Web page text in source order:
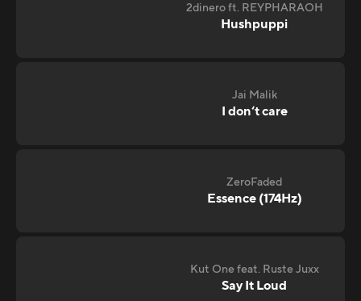
2dinero ft. REYPHARAOH
Hushpuppi
Jai Malik
I don‘t care
ZeroFaded
Essence (174Hz)
Kut One feat. Ruste Juxx
Say It Loud